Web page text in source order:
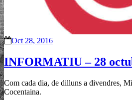
Oct 28, 2016
INFORMATIU – 28
Com cada dia, de dilluns a divendres,
Cocentaina.